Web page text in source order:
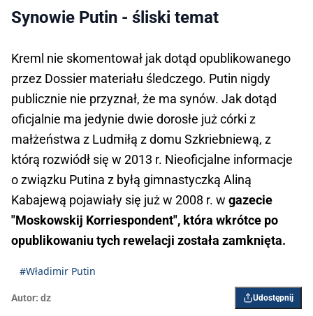
Synowie Putin - śliski temat
Kreml nie skomentował jak dotąd opublikowanego
przez Dossier materiału śledczego. Putin nigdy
publicznie nie przyznał, że ma synów. Jak dotąd
oficjalnie ma jedynie dwie dorosłe już córki z
małżeństwa z Ludmiłą z domu Szkriebniewą, z
którą rozwiódł się w 2013 r. Nieoficjalne informacje
o związku Putina z byłą gimnastyczką Aliną
Kabajewą pojawiały się już w 2008 r. w gazecie
"Moskowskij Korriespondent", która wkrótce po
opublikowaniu tych rewelacji została zamknięta.
#Władimir Putin
Autor: dz Udostępnij